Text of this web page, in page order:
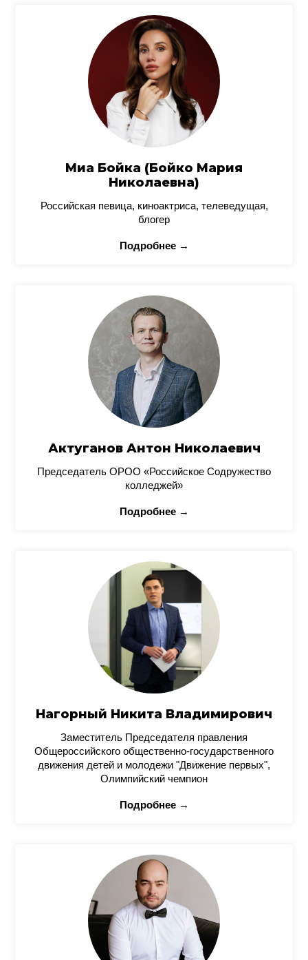
Миа Бойка (Бойко Мария
Николаевна)
Российская певица, киноактриса, телеведущая,
блогер
Подробнее →
Актуганов Антон Николаевич
Председатель ОРОО «Российское Содружество
колледжей»
Подробнее →
Нагорный Никита Владимирович
Заместитель Председателя правления
Общероссийского общественно-государственного
движения детей и молодежи "Движение первых",
Олимпийский чемпион
Подробнее →